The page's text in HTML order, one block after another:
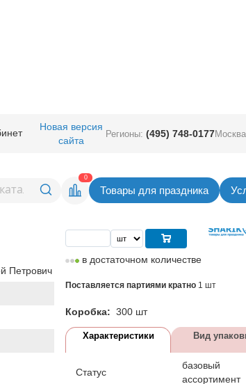
Новая версия
сайта
Регионы: (495) 748-0177
0
Товары для праздника
Вернуться в раздел Сердца
Петрович
в достаточном количестве
Поставляется партиями кратно 1 шт
Коробка: 300 шт
Характеристики Вид
Статус
базовый
ассортимент